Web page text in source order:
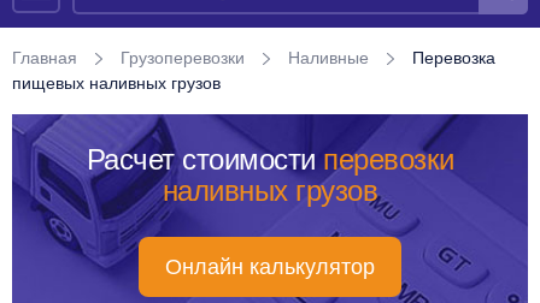
Главная Грузоперевозки Наливные
Перевозка
пищевых наливных грузов
Расчет стоимости перевозки
наливных грузов
Онлайн калькулятор